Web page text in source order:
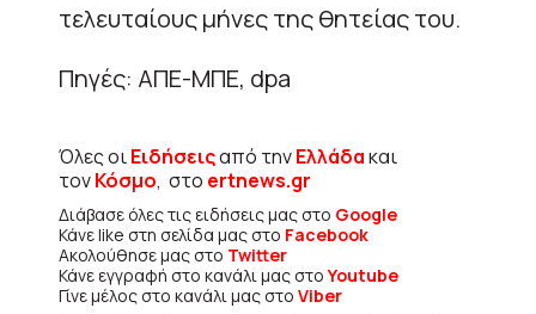
τελευταίους μήνες της θητείας του.
Πηγές: ΑΠΕ-ΜΠΕ, dpa
Όλες οιΕιδήσειςαπό τηνΕλλάδακαι
τονΚόσμο, στο ertnews.gr
Διάβασε όλες τις ειδήσεις μας στο Google
Κάνε like στη σελίδα μας στο Facebook
Ακολούθησε μας στο Twitter
Κάνε εγγραφή στο κανάλι μας στοYoutube
Γίνε μέλος στο κανάλι μας στο Viber